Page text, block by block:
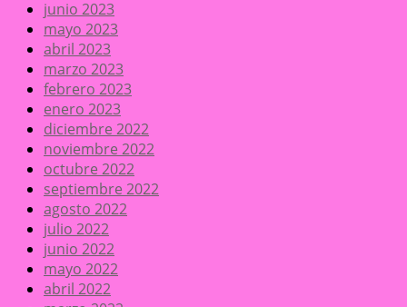
junio 2023
mayo 2023
abril 2023
marzo 2023
febrero 2023
enero 2023
diciembre 2022
noviembre 2022
octubre 2022
septiembre 2022
agosto 2022
julio 2022
junio 2022
mayo 2022
abril 2022